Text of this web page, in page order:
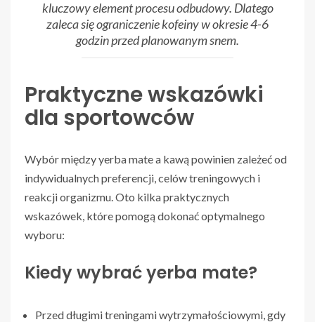
kluczowy element procesu odbudowy. Dlatego
zaleca się ograniczenie kofeiny w okresie 4-6
godzin przed planowanym snem.
Praktyczne wskazówki
dla sportowców
Wybór między yerba mate a kawą powinien zależeć od
indywidualnych preferencji, celów treningowych i
reakcji organizmu. Oto kilka praktycznych
wskazówek, które pomogą dokonać optymalnego
wyboru:
Kiedy wybrać yerba mate?
Przed długimi treningami wytrzymałościowymi, gdy